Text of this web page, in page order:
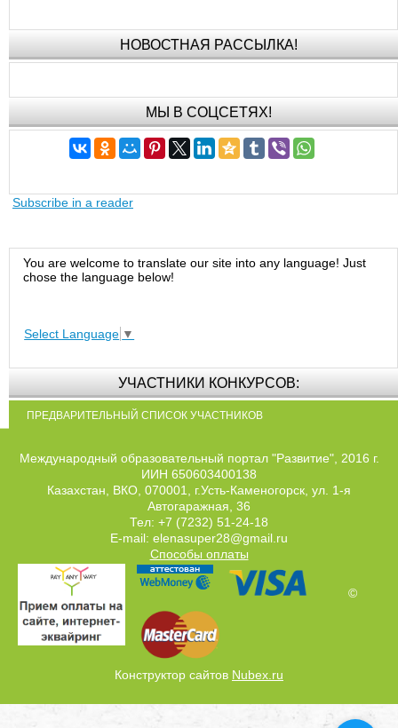
НОВОСТНАЯ РАССЫЛКА!
МЫ В СОЦСЕТЯХ!
Subscribe in a reader
You are welcome to translate our site into any language! Just
chose the language below!
Select Language ▼
УЧАСТНИКИ КОНКУРСОВ:
ПРЕДВАРИТЕЛЬНЫЙ СПИСОК УЧАСТНИКОВ
Международный образовательный портал "Развитие", 2016 г.
ИИН 650603400138
Казахстан, ВКО, 070001, г.Усть-Каменогорск, ул. 1-я
Автогаражная, 36
Тел: +7 (7232) 51-24-18
E-mail: elenasuper28@gmail.ru
Способы оплаты
©
Конструктор сайтов Nubex.ru